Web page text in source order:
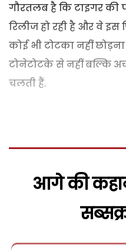
गौरतलब है कि टाइगर की
रिलीज हो रही है और वे
कोई भी टोटका नहीं
टोनेटोटके से नहीं बल्कि
चलती हैं.
आगे की